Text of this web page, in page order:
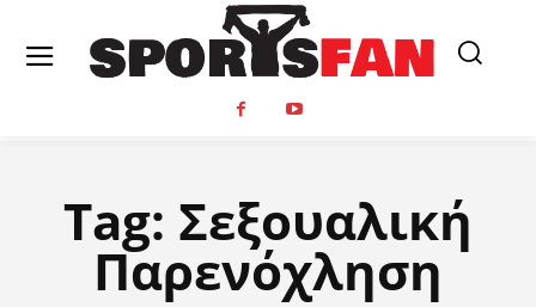
Tag: Σεξουαλική
Παρενόχληση